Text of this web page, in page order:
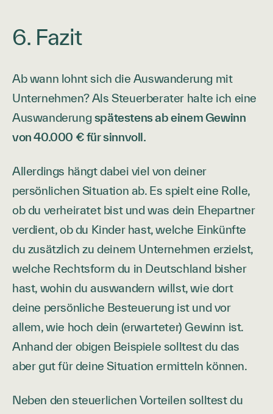
6. Fazit
Ab wann lohnt sich die Auswanderung mit
Unternehmen? Als Steuerberater halte ich eine
Auswanderung spätestens ab einem Gewinn
von 40.000 € für sinnvoll.
Allerdings hängt dabei viel von deiner
persönlichen Situation ab. Es spielt eine Rolle,
ob du verheiratet bist und was dein Ehepartner
verdient, ob du Kinder hast, welche Einkünfte
du zusätzlich zu deinem Unternehmen erzielst,
welche Rechtsform du in Deutschland bisher
hast, wohin du auswandern willst, wie dort
deine persönliche Besteuerung ist und vor
allem, wie hoch dein (erwarteter) Gewinn ist.
Anhand der obigen Beispiele solltest du das
aber gut für deine Situation ermitteln können.
Neben den steuerlichen Vorteilen solltest du